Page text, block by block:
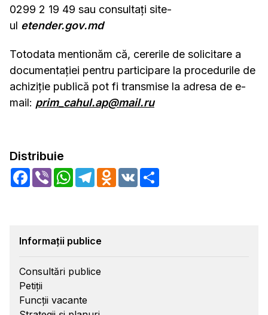
0299 2 19 49 sau consultați site-
ul etender.gov.md
Totodata mentionăm că, cererile de solicitare a
documentației pentru participare la procedurile de
achiziție publică pot fi transmise la adresa de e-
mail: prim_cahul.ap@mail.ru
Distribuie
Facebook
Viber WhatsApp
TelegramOdnoklassniki
VK
Informații publice
Consultări publice
Petiții
Funcții vacante